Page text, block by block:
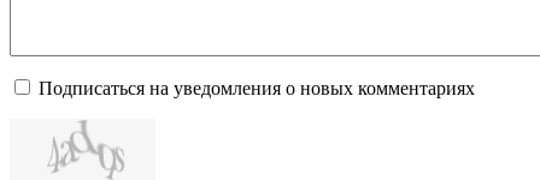
Подписаться на уведомления о новых комментариях